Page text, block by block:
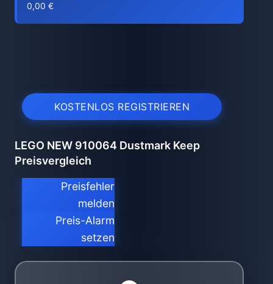
0,00 €
KOSTENLOS REGISTRIEREN
LEGO NEW 910064 Dustmark Keep
Preisvergleich
Preisfehler
melden
Preis-Alarm
setzen